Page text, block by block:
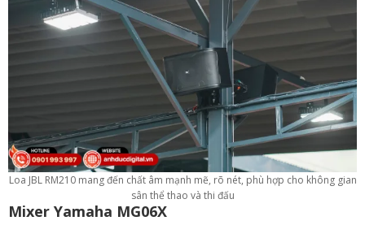
Loa JBL RM210 mang đến chất âm mạnh mẽ, rõ nét, phù hợp cho không gian
sân thể thao và thi đấu
Mixer Yamaha MG06X